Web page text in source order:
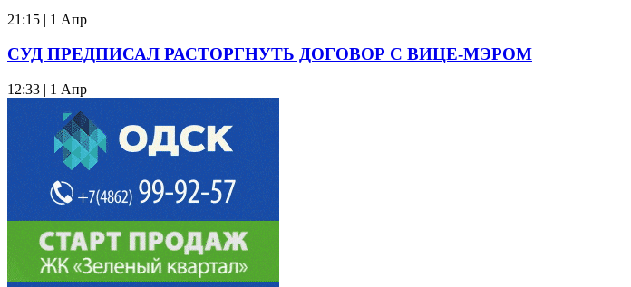
21:15 | 1 Апр
СУД ПРЕДПИСАЛ РАСТОРГНУТЬ ДОГОВОР С ВИЦЕ-МЭРОМ
12:33 | 1 Апр